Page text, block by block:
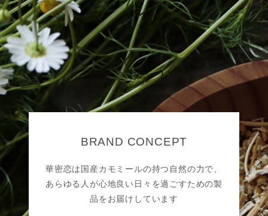
BRAND CONCEPT
華密恋は国産カモミールの持つ自然の力で、
あらゆる人が心地良い日々を過ごすための製
品をお届けしています